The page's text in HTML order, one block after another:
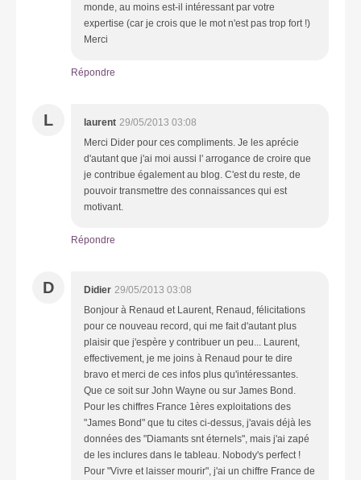
monde, au moins est-il intéressant par votre
expertise (car je crois que le mot n'est pas trop fort !)
Merci
Répondre
L laurent 29/05/2013 03:08
Merci Dider pour ces compliments. Je les aprécie
d'autant que j'ai moi aussi l' arrogance de croire que
je contribue également au blog. C'est du reste, de
pouvoir transmettre des connaissances qui est
motivant.
Répondre
D Didier 29/05/2013 03:08
Bonjour à Renaud et Laurent, Renaud, félicitations
pour ce nouveau record, qui me fait d'autant plus
plaisir que j'espère y contribuer un peu... Laurent,
effectivement, je me joins à Renaud pour te dire
bravo et merci de ces infos plus qu'intéressantes.
Que ce soit sur John Wayne ou sur James Bond.
Pour les chiffres France 1ères exploitations des
"James Bond" que tu cites ci-dessus, j'avais déjà les
données des "Diamants snt éternels", mais j'ai zapé
de les inclures dans le tableau. Nobody's perfect !
Pour "Vivre et laisser mourir", j'ai un chiffre France de